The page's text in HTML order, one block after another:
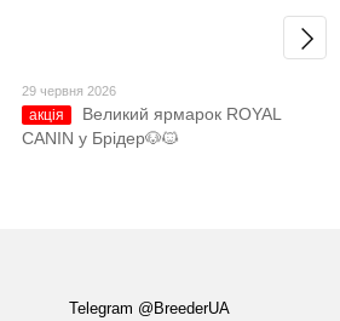
29 червня 2026
акція
Великий ярмарок ROYAL
CANIN у Брідер🐶🐱
Telegram @BreederUA